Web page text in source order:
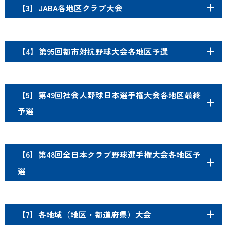
【3】JABA各地区クラブ大会
【4】第95回都市対抗野球大会各地区予選
【5】第49回社会人野球日本選手権大会各地区最終
予選
【6】第48回全日本クラブ野球選手権大会各地区予
選
【7】各地域（地区・都道府県）大会